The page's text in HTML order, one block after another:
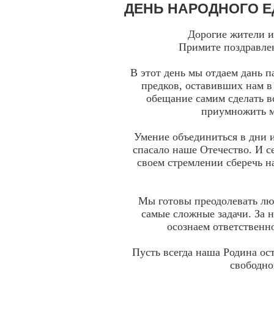
ДЕНЬ НАРОДНОГО
Дорогие жители
Примите
В этот день мы отдаем дань
предков, оставивших нам
обещание самим сделать
приумножить
Умение объединиться в дни
спасало наше Отечество. И
своем стремлении сберечь
Мы готовы преодолевать
самые сложные задачи. За
осознаем
Пусть всегда наша Родина